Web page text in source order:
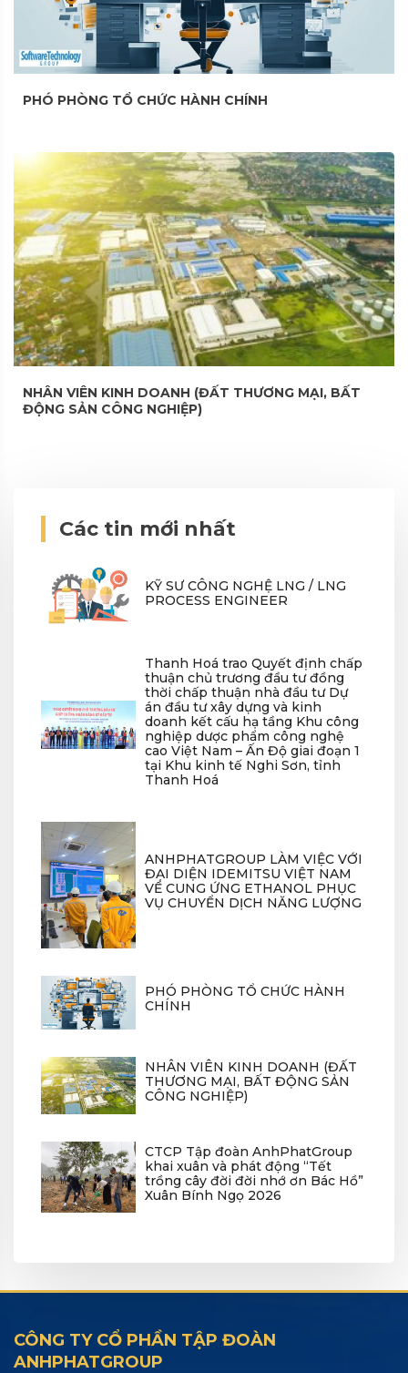
PHÓ PHÒNG TỔ CHỨC HÀNH CHÍNH
NHÂN VIÊN KINH DOANH (ĐẤT THƯƠNG MẠI, BẤT
ĐỘNG SẢN CÔNG NGHIỆP)
Các tin mới nhất
KỸ SƯ CÔNG NGHỆ LNG / LNG
PROCESS ENGINEER
Thanh Hoá trao Quyết định chấp
thuận chủ trương đầu tư đồng
thời chấp thuận nhà đầu tư Dự
án đầu tư xây dựng và kinh
doanh kết cấu hạ tầng Khu công
nghiệp dược phẩm công nghệ
cao Việt Nam – Ấn Độ giai đoạn 1
tại Khu kinh tế Nghi Sơn, tỉnh
Thanh Hoá
ANHPHATGROUP LÀM VIỆC VỚI
ĐẠI DIỆN IDEMITSU VIỆT NAM
VỀ CUNG ỨNG ETHANOL PHỤC
VỤ CHUYỂN DỊCH NĂNG LƯỢNG
PHÓ PHÒNG TỔ CHỨC HÀNH
CHÍNH
NHÂN VIÊN KINH DOANH (ĐẤT
THƯƠNG MẠI, BẤT ĐỘNG SẢN
CÔNG NGHIỆP)
CTCP Tập đoàn AnhPhatGroup
khai xuân và phát động “Tết
trồng cây đời đời nhớ ơn Bác Hồ”
Xuân Bính Ngọ 2026
CÔNG TY CỔ PHẦN TẬP ĐOÀN
ANHPHATGROUP